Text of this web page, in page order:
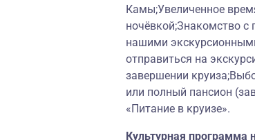
Камы;Увеличенное
ночёвкой;Знакомство с
нашими
отправиться на
завершении
или полный пансион
«Питание в круизе».
Культурная программа